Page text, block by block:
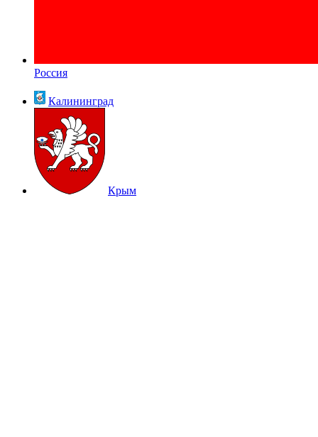
Россия
Калининград
Крым